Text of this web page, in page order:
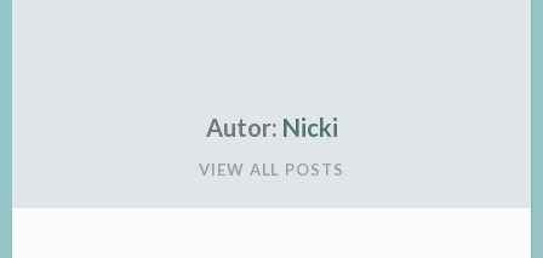
Autor: Nicki
VIEW ALL POSTS